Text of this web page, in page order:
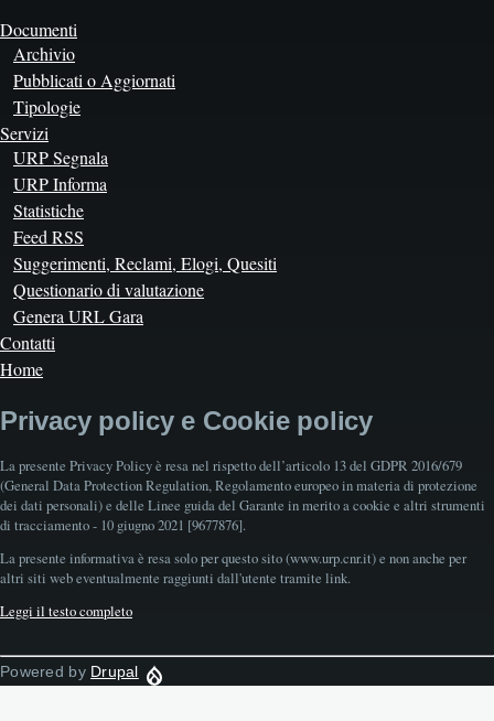
Documenti
Archivio
Pubblicati o Aggiornati
Tipologie
Servizi
URP Segnala
URP Informa
Statistiche
Feed RSS
Suggerimenti, Reclami, Elogi, Quesiti
Questionario di valutazione
Genera URL Gara
Contatti
Home
Privacy policy e Cookie policy
La presente Privacy Policy è resa nel rispetto dell’articolo 13 del GDPR 2016/679
(General Data Protection Regulation, Regolamento europeo in materia di protezione
dei dati personali) e delle Linee guida del Garante in merito a cookie e altri strumenti
di tracciamento - 10 giugno 2021 [9677876].
La presente informativa è resa solo per questo sito (www.urp.cnr.it) e non anche per
altri siti web eventualmente raggiunti dall'utente tramite link.
Leggi il testo completo
Powered by Drupal